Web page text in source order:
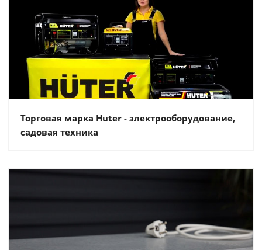
Торговая марка Huter - электрооборудование,
садовая техника